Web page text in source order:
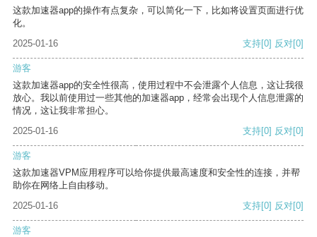
这款加速器app的操作有点复杂，可以简化一下，比如将设置页面进行优
化。
2025-01-16
支持[0] 反对[0]
游客
这款加速器app的安全性很高，使用过程中不会泄露个人信息，这让我很
放心。我以前使用过一些其他的加速器app，经常会出现个人信息泄露的
情况，这让我非常担心。
2025-01-16
支持[0] 反对[0]
游客
这款加速器VPM应用程序可以给你提供最高速度和安全性的连接，并帮
助你在网络上自由移动。
2025-01-16
支持[0] 反对[0]
游客